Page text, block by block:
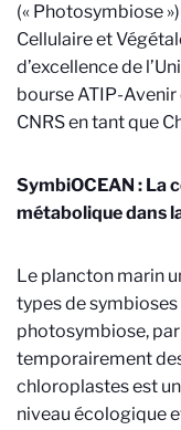
(« Photosymbiose
Cellulaire et
d’excellence de
bourse ATIP-Avenir
CNRS en tant que
SymbiOCEAN : La
métabolique dans
Le plancton marin
types de
photosymbiose,
temporairement
chloroplastes est
niveau écologique